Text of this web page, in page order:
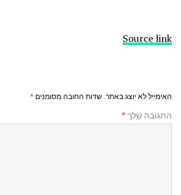
Source link
האימייל לא יוצג באתר. שדות החובה מסומנים *
התגובה שלך*